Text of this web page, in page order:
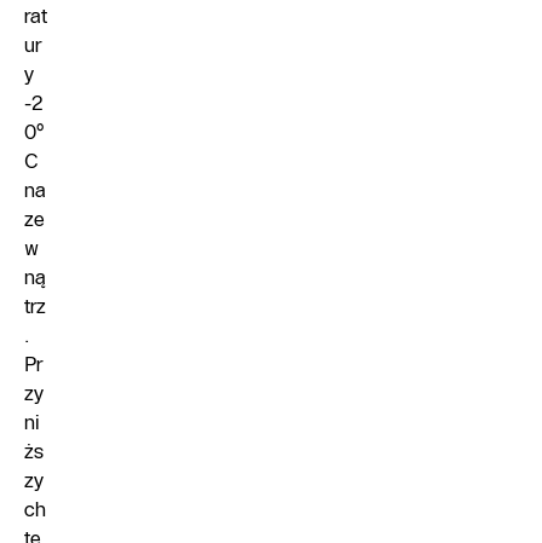
rat
ur
y
-2
0°
C
na
ze
w
ną
trz
.
Pr
zy
ni
żs
zy
ch
te